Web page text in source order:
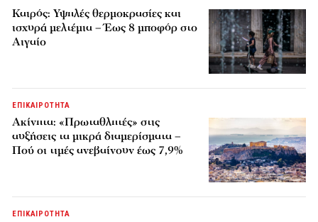
Καιρός: Υψηλές θερμοκρασίες και
ισχυρά μελτέμια – Έως 8 μποφόρ στο
Αιγαίο
ΕΠΙΚΑΙΡΟΤΗΤΑ
Ακίνητα: «Πρωταθλητές» στις
αυξήσεις τα μικρά διαμερίσματα –
Πού οι τιμές ανεβαίνουν έως 7,9%
ΕΠΙΚΑΙΡΟΤΗΤΑ